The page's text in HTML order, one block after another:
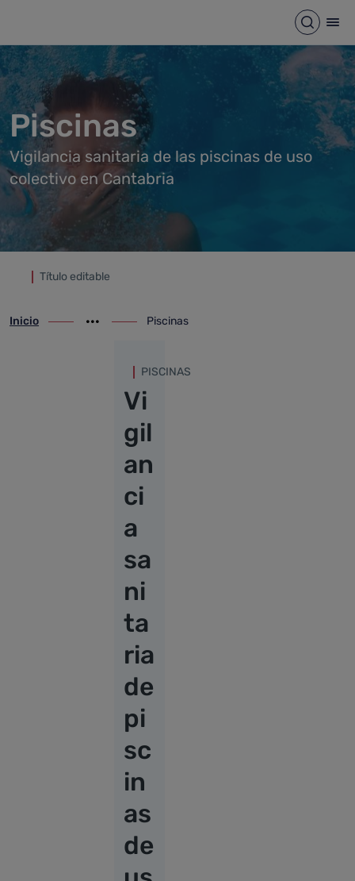
Abrir
Piscinas
Vigilancia sanitaria de las piscinas de uso
colectivo en Cantabria
Título editable
ir-a inicio
Inicio
Mostrar opciones del camino de migas
ir-a Piscinas
Piscinas
PISCINAS
Vi
gil
an
ci
a
sa
ni
ta
ria
de
pi
sc
in
as
de